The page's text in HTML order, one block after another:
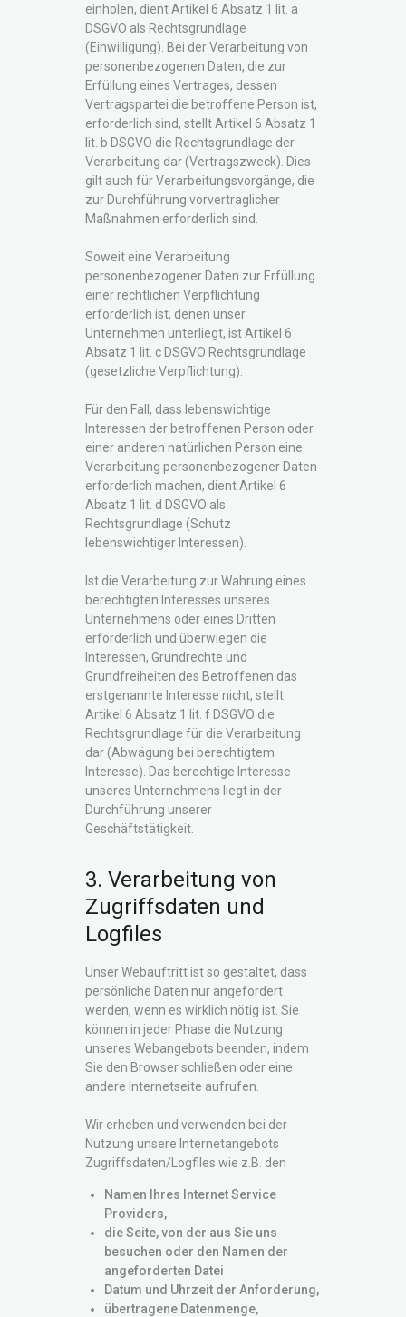
einholen, dient Artikel 6 Absatz 1 lit. a
DSGVO als Rechtsgrundlage
(Einwilligung). Bei der Verarbeitung von
personenbezogenen Daten, die zur
Erfüllung eines Vertrages, dessen
Vertragspartei die betroffene Person ist,
erforderlich sind, stellt Artikel 6 Absatz 1
lit. b DSGVO die Rechtsgrundlage der
Verarbeitung dar (Vertragszweck). Dies
gilt auch für Verarbeitungsvorgänge, die
zur Durchführung vorvertraglicher
Maßnahmen erforderlich sind.
Soweit eine Verarbeitung
personenbezogener Daten zur Erfüllung
einer rechtlichen Verpflichtung
erforderlich ist, denen unser
Unternehmen unterliegt, ist Artikel 6
Absatz 1 lit. c DSGVO Rechtsgrundlage
(gesetzliche Verpflichtung).
Für den Fall, dass lebenswichtige
Interessen der betroffenen Person oder
einer anderen natürlichen Person eine
Verarbeitung personenbezogener Daten
erforderlich machen, dient Artikel 6
Absatz 1 lit. d DSGVO als
Rechtsgrundlage (Schutz
lebenswichtiger Interessen).
Ist die Verarbeitung zur Wahrung eines
berechtigten Interesses unseres
Unternehmens oder eines Dritten
erforderlich und überwiegen die
Interessen, Grundrechte und
Grundfreiheiten des Betroffenen das
erstgenannte Interesse nicht, stellt
Artikel 6 Absatz 1 lit. f DSGVO die
Rechtsgrundlage für die Verarbeitung
dar (Abwägung bei berechtigtem
Interesse). Das berechtige Interesse
unseres Unternehmens liegt in der
Durchführung unserer
Geschäftstätigkeit.
3. Verarbeitung von
Zugriffsdaten und
Logfiles
Unser Webauftritt ist so gestaltet, dass
persönliche Daten nur angefordert
werden, wenn es wirklich nötig ist. Sie
können in jeder Phase die Nutzung
unseres Webangebots beenden, indem
Sie den Browser schließen oder eine
andere Internetseite aufrufen.
Wir erheben und verwenden bei der
Nutzung unsere Internetangebots
Zugriffsdaten/Logfiles wie z.B. den
Namen Ihres Internet Service
Providers,
die Seite, von der aus Sie uns
besuchen oder den Namen der
angeforderten Datei
Datum und Uhrzeit der Anforderung,
übertragene Datenmenge,